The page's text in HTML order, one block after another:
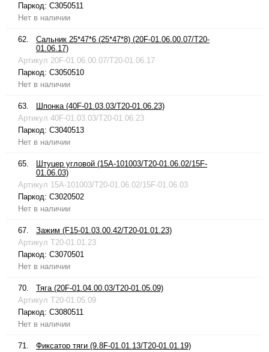
Паркод: C3050511
Нет в наличии
62.
Сальник 25*47*6 (25*47*8) (20F-01.06.00.07/T20-
01.06.17)
Артикул 20F-01.06.00.07/T20-01.06.17
Паркод: C3050510
Нет в наличии
63.
Шпонка (40F-01.03.03/T20-01.06.23)
Артикул 40F-01.03.03/T20-01.06.23
Паркод: C3040513
Нет в наличии
65.
Штуцер угловой (15A-101003/T20-01.06.02/15F-
01.06.03)
Артикул 15A-101003/T20-01.06.02/15F-01.06.03
Паркод: C3020502
Нет в наличии
67.
Зажим (F15-01.03.00.42/T20-01.01.23)
Артикул T20-01.01.23
Паркод: C3070501
Нет в наличии
70.
Тяга (20F-01.04.00.03/T20-01.05.09)
Артикул T20-01.05.09
Паркод: C3080511
Нет в наличии
71.
Фиксатор тяги (9.8F-01.01.13/T20-01.01.19)